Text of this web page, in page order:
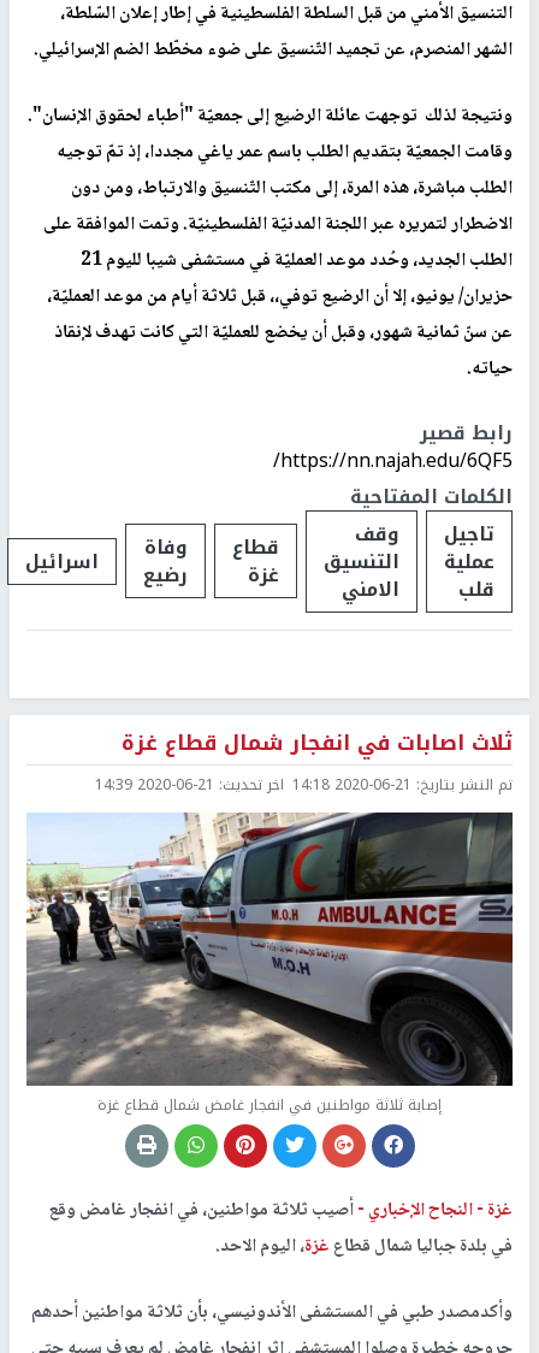
التنسيق الأمني من قبل السلطة الفلسطينية في إطار إعلان السّلطة،
الشهر المنصرم، عن تجميد التّنسيق على ضوء مخطّط الضم الإسرائيلي.
ونتيجة لذلك توجهت عائلة الرضيع إلى جمعيّة "أطباء لحقوق الإنسان".
وقامت الجمعيّة بتقديم الطلب باسم عمر ياغي مجددا، إذ تمّ توجيه
الطلب مباشرة، هذه المرة، إلى مكتب التّنسيق والارتباط، ومن دون
الاضطرار لتمريره عبر اللجنة المدنيّة الفلسطينيّة. وتمت الموافقة على
الطلب الجديد، وحُدد موعد العمليّة في مستشفى شيبا لليوم 21
حزيران/ يونيو، إلا أن الرضيع توفي،، قبل ثلاثة أيام من موعد العمليّة،
عن سنّ ثمانية شهور، وقبل أن يخضع للعمليّة التي كانت تهدف لإنقاذ
حياته.
رابط قصير
https://nn.najah.edu/6QF5/
الكلمات المفتاحية
تاجيل
عملية
قلب
وقف
التنسيق
الامني
قطاع
غزة
وفاة
رضيع اسرائيل
ثلاث اصابات في انفجار شمال قطاع غزة
تم النشر بتاريخ: 2020-06-21 14:18 اخر تحديث: 2020-06-21 14:39
إصابة ثلاثة مواطنين في انفجار غامض شمال قطاع غزة
غزة -النجاح الإخباري -أصيب ثلاثة مواطنين، في انفجار غامض وقع
في بلدة جباليا شمال قطاعغزة، اليوم الاحد.
وأكدمصدر طبي في المستشفى الأندونيسي، بأن ثلاثة مواطنين أحدهم